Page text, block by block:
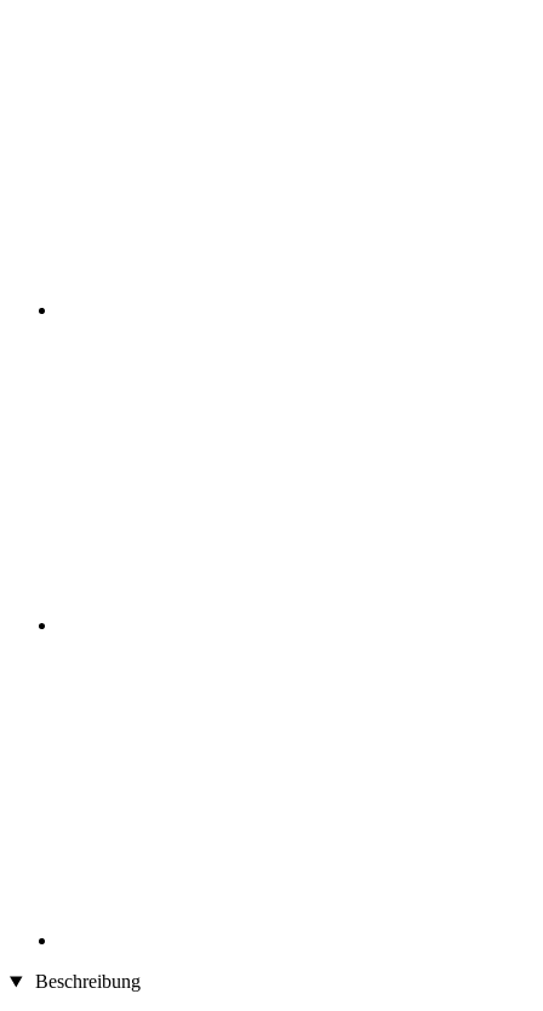
Beschreibung